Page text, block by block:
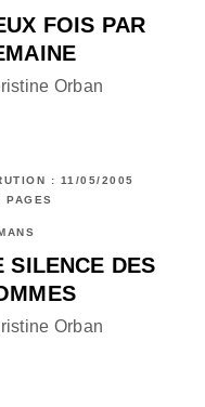
FOIS PAR
Orban
: 11/05/2005
PAGES
SILENCE DES
Orban